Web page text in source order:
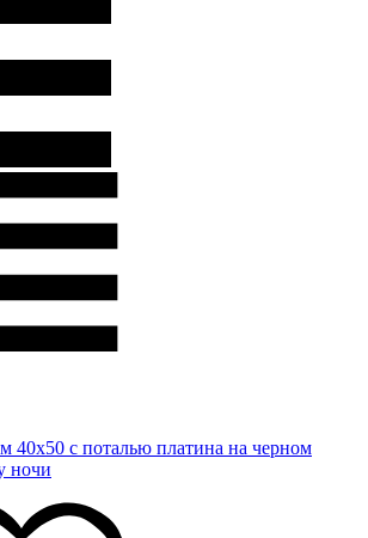
40х50 с поталью платина на черном
ночи